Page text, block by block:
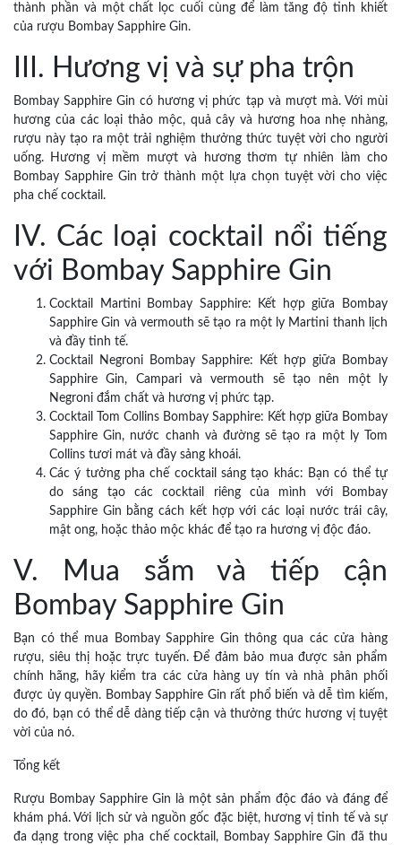
thành phần và một chất lọc cuối cùng để làm tăng độ tinh khiết
của rượu Bombay Sapphire Gin.
III. Hương vị và sự pha trộn
Bombay Sapphire Gin có hương vị phức tạp và mượt mà. Với mùi
hương của các loại thảo mộc, quả cây và hương hoa nhẹ nhàng,
rượu này tạo ra một trải nghiệm thưởng thức tuyệt vời cho người
uống. Hương vị mềm mượt và hương thơm tự nhiên làm cho
Bombay Sapphire Gin trở thành một lựa chọn tuyệt vời cho việc
pha chế cocktail.
IV. Các loại cocktail nổi tiếng
với Bombay Sapphire Gin
Cocktail Martini Bombay Sapphire: Kết hợp giữa Bombay
Sapphire Gin và vermouth sẽ tạo ra một ly Martini thanh lịch
và đầy tinh tế.
Cocktail Negroni Bombay Sapphire: Kết hợp giữa Bombay
Sapphire Gin, Campari và vermouth sẽ tạo nên một ly
Negroni đắm chất và hương vị phức tạp.
Cocktail Tom Collins Bombay Sapphire: Kết hợp giữa Bombay
Sapphire Gin, nước chanh và đường sẽ tạo ra một ly Tom
Collins tươi mát và đầy sảng khoái.
Các ý tưởng pha chế cocktail sáng tạo khác: Bạn có thể tự
do sáng tạo các cocktail riêng của mình với Bombay
Sapphire Gin bằng cách kết hợp với các loại nước trái cây,
mật ong, hoặc thảo mộc khác để tạo ra hương vị độc đáo.
V. Mua sắm và tiếp cận
Bombay Sapphire Gin
Bạn có thể mua Bombay Sapphire Gin thông qua các cửa hàng
rượu, siêu thị hoặc trực tuyến. Để đảm bảo mua được sản phẩm
chính hãng, hãy kiểm tra các cửa hàng uy tín và nhà phân phối
được ủy quyền. Bombay Sapphire Gin rất phổ biến và dễ tìm kiếm,
do đó, bạn có thể dễ dàng tiếp cận và thưởng thức hương vị tuyệt
vời của nó.
Tổng kết
Rượu Bombay Sapphire Gin là một sản phẩm độc đáo và đáng để
khám phá. Với lịch sử và nguồn gốc đặc biệt, hương vị tinh tế và sự
đa dạng trong việc pha chế cocktail, Bombay Sapphire Gin đã thu